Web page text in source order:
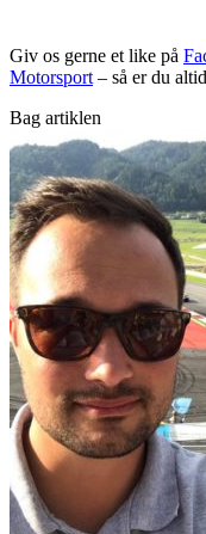
Giv os gerne et like på
Motorsport – så er du
Bag artiklen